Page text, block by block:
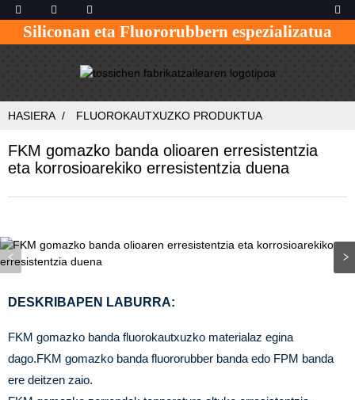
Siliconan eta Fluororubbern espezializatua
HASIERA FLUOROKAUTXUZKO PRODUKTUA
FKM gomazko banda olioaren erresistentzia
eta korrosioarekiko erresistentzia duena
DESKRIBAPEN LABURRA:
FKM gomazko banda fluorokautxuzko materialaz egina
dago.FKM gomazko banda fluororubber banda edo FPM banda
ere deitzen zaio.